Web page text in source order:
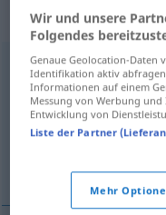
„pariente“
pariente [paˈrĭente]m/f
Übersicht aller
(Für mehr Details die
Wir und unsere
Folgendes
Genaue Geolocation-Daten
Identifikation aktiv
Informationen auf einem
Messung von Werbung
Entwicklung von
Liste der Partner
Mehr